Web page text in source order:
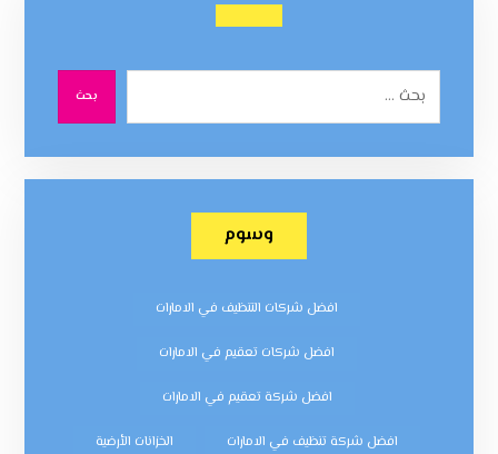
بحث
وسوم
افضل شركات التنظيف في الامارات
افضل شركات تعقيم في الامارات
افضل شركة تعقيم في الامارات
افضل شركة تنظيف في الامارات الخزانات الأرضية